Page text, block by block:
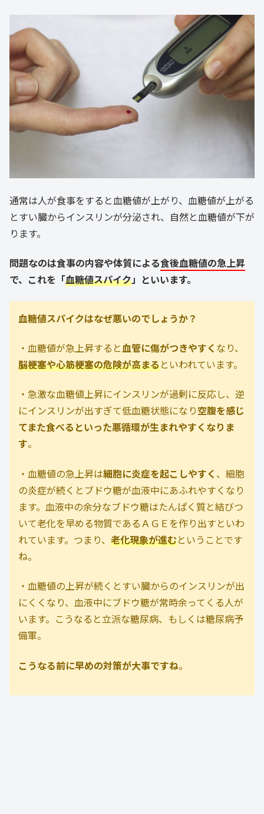
通常は人が食事をすると血糖値が上がり、血糖値が上がる
とすい臓からインスリンが分泌され、自然と血糖値が下が
ります。
問題なのは食事の内容や体質による食後血糖値の急上昇
で、これを「血糖値スパイク」といいます。
血糖値スパイクはなぜ悪いのでしょうか？
・血糖値が急上昇すると血管に傷がつきやすく なり、
脳梗塞や心筋梗塞の危険が高まるといわれています。
・急激な血糖値上昇にインスリンが過剰に反応し、逆
にインスリンが出すぎて低血糖状態になり空腹を感じ
てまた食べるといった悪循環が生まれやすくなりま
す。
・血糖値の急上昇は細胞に炎症を起こしやすく 、細胞
の炎症が続くとブドウ糖が血液中にあふれやすくなり
ます。血液中の余分なブドウ糖はたんぱく質と結びつ
いて老化を早める物質であるＡＧＥを作り出すといわ
れています。つまり、 老化現象が進むということです
ね。
・血糖値の上昇が続くとすい臓からのインスリンが出
にくくなり、血液中にブドウ糖が常時余ってくる人が
います。こうなると立派な糖尿病、もしくは糖尿病予
備軍。
こうなる前に早めの対策が大事ですね。